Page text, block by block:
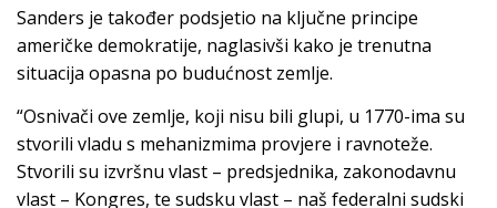
Sanders je također podsjetio na ključne principe
američke demokratije, naglasivši kako je trenutna
situacija opasna po budućnost zemlje.
“Osnivači ove zemlje, koji nisu bili glupi, u 1770-ima su
stvorili vladu s mehanizmima provjere i ravnoteže.
Stvorili su izvršnu vlast – predsjednika, zakonodavnu
vlast – Kongres, te sudsku vlast – naš federalni sudski